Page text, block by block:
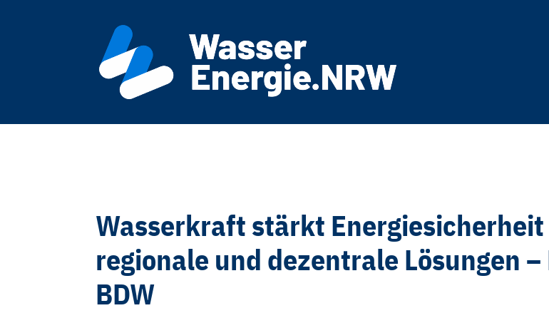
Wasserkraft stärkt
regionale und dezentrale Lösungen
BDW